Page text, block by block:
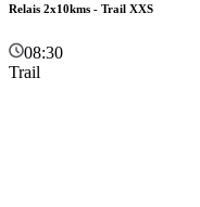
Relais 2x10kms - Trail XXS
08:30
Trail